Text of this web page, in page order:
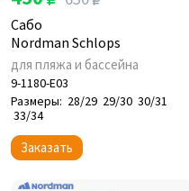
Сабо
Nordman Schlops
для пляжа и бассейна
9-1180-E03
Размеры: 28/29 29/30 30/31
33/34
Заказать